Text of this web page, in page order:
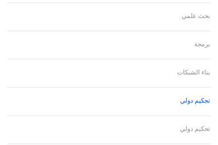
بحث علمي
برمجة
بناء الشبكات
تجكيم دولي
تحكيم دولي